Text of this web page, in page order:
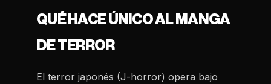
QUÉ HACE ÚNICO AL MANGA
DE TERROR
El terror japonés (J-horror) opera bajo